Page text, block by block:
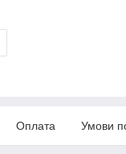
Оплата Умови